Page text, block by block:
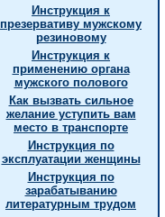
Инструкция к
презервативу мужскому
резиновому
Инструкция к
применению органа
мужского полового
Как вызвать сильное
желание уступить вам
место в транспорте
Инструкция по
эксплуатации женщины
Инструкция по
зарабатыванию
литературным трудом